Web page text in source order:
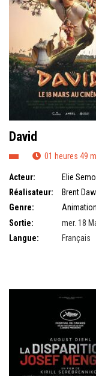
David
01 heures 49
Acteur: Elie
Réalisateur:
Brent
Genre:
Animation
filmée
Sortie:
mer. 18
Langue:
Français